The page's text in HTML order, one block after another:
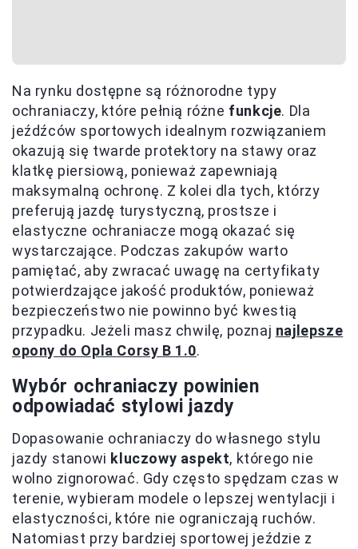
Na rynku dostępne są różnorodne typy
ochraniaczy, które pełnią różne funkcje. Dla
jeźdźców sportowych idealnym rozwiązaniem
okazują się twarde protektory na stawy oraz
klatkę piersiową, ponieważ zapewniają
maksymalną ochronę. Z kolei dla tych, którzy
preferują jazdę turystyczną, prostsze i
elastyczne ochraniacze mogą okazać się
wystarczające. Podczas zakupów warto
pamiętać, aby zwracać uwagę na certyfikaty
potwierdzające jakość produktów, ponieważ
bezpieczeństwo nie powinno być kwestią
przypadku. Jeżeli masz chwilę, poznaj najlepsze
opony do Opla Corsy B 1.0.
Wybór ochraniaczy powinien
odpowiadać stylowi jazdy
Dopasowanie ochraniaczy do własnego stylu
jazdy stanowi kluczowy aspekt, którego nie
wolno zignorować. Gdy często spędzam czas w
terenie, wybieram modele o lepszej wentylacji i
elastyczności, które nie ograniczają ruchów.
Natomiast przy bardziej sportowej jeździe z